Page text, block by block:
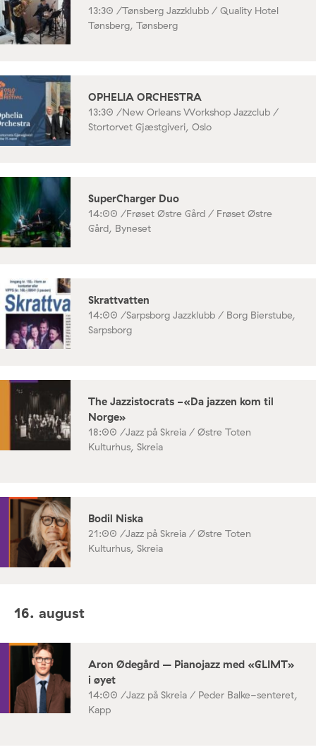
13:30 /Tønsberg Jazzklubb / Quality Hotel
Tønsberg, Tønsberg
OPHELIA ORCHESTRA
13:30 /New Orleans Workshop Jazzclub /
Stortorvet Gjæstgiveri, Oslo
SuperCharger Duo
14:00 /Frøset Østre Gård / Frøset Østre
Gård, Byneset
Skrattvatten
14:00 /Sarpsborg Jazzklubb / Borg Bierstube,
Sarpsborg
The Jazzistocrats -«Da jazzen kom til
Norge»
18:00 /Jazz på Skreia / Østre Toten
Kulturhus, Skreia
Bodil Niska
21:00 /Jazz på Skreia / Østre Toten
Kulturhus, Skreia
16. august
Aron Ødegård – Pianojazz med «GLIMT»
i øyet
14:00 /Jazz på Skreia / Peder Balke-senteret,
Kapp